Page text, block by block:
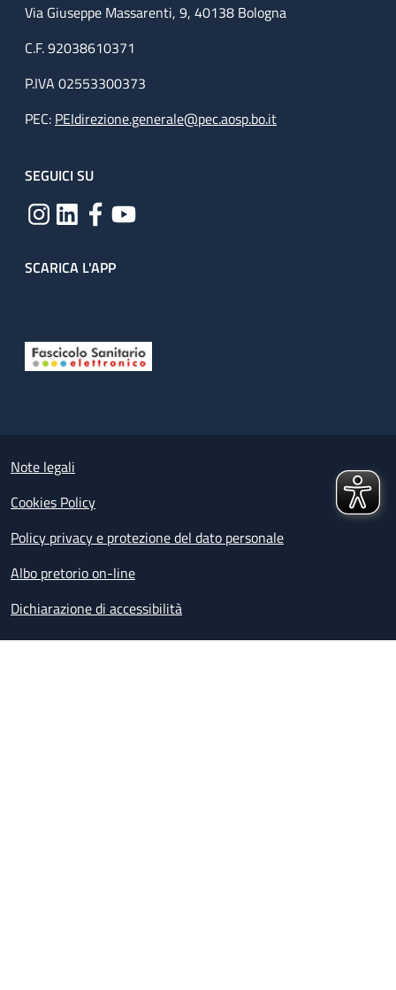
Via Giuseppe Massarenti, 9, 40138 Bologna
C.F. 92038610371
P.IVA 02553300373
PEC: PEIdirezione.generale@pec.aosp.bo.it
SEGUICI SU
SCARICA L'APP
Small prints
Note legali
Cookies Policy
Policy privacy e protezione del dato personale
Albo pretorio on-line
Dichiarazione di accessibilità